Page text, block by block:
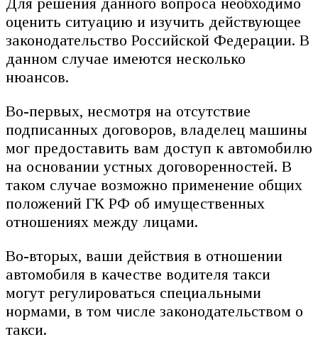
оценить ситуацию и изучить действующее
законодательство Российской Федерации. В
данном случае имеются несколько
нюансов.
Во-первых, несмотря на отсутствие
подписанных договоров, владелец машины
мог предоставить вам доступ к автомобилю
на основании устных договоренностей. В
таком случае возможно применение общих
положений ГК РФ об имущественных
отношениях между лицами.
Во-вторых, ваши действия в отношении
автомобиля в качестве водителя такси
могут регулироваться специальными
нормами, в том числе законодательством о
такси.